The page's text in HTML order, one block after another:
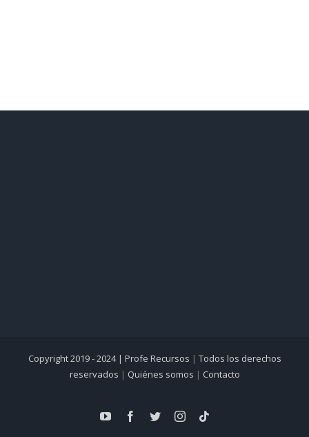
Copyright 2019 - 2024 | Profe Recursos | Todos los derechos
reservados | Quiénes somos | Contacto
YouTubeFacebook
TwitterInstagram
Tiktok